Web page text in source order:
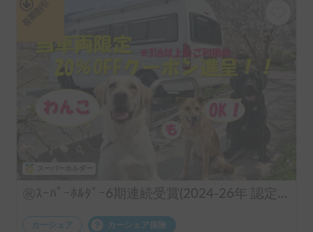
㊗️ｽｰﾊﾟｰﾎﾙﾀﾞｰ6期連続受賞(2024-26年 認定実績)👑 長期のご利用実績多数♨️🐕♨️わんちゃん🆗🙆✨FFヒーターで夜はぽかぽか☕️直前予約も可能(要相談下さい)⏰全面網戸で犬も人も快適👍ファミリーも喜んで頂けます😃〈ポータブルクーラー・大容量ポータブルバッテリー・電子レンジ・天井換気ファン・冷蔵庫・サブバッテリー2機・外部電源〉 断熱車体&アクリル二重＋網戸とシェード付の断熱窓！花火大会＆野外音楽フェスにも！ロードバイク2台楽々積んで車中泊OK❣️トランポ的な使い方も出来ます！ ハイエース サーフィン 憧れのキャンピングカーで！ 白馬 野沢温泉 蔵王 八方尾根 妙高 スキー スノボ
カーシェア カーシェア保険